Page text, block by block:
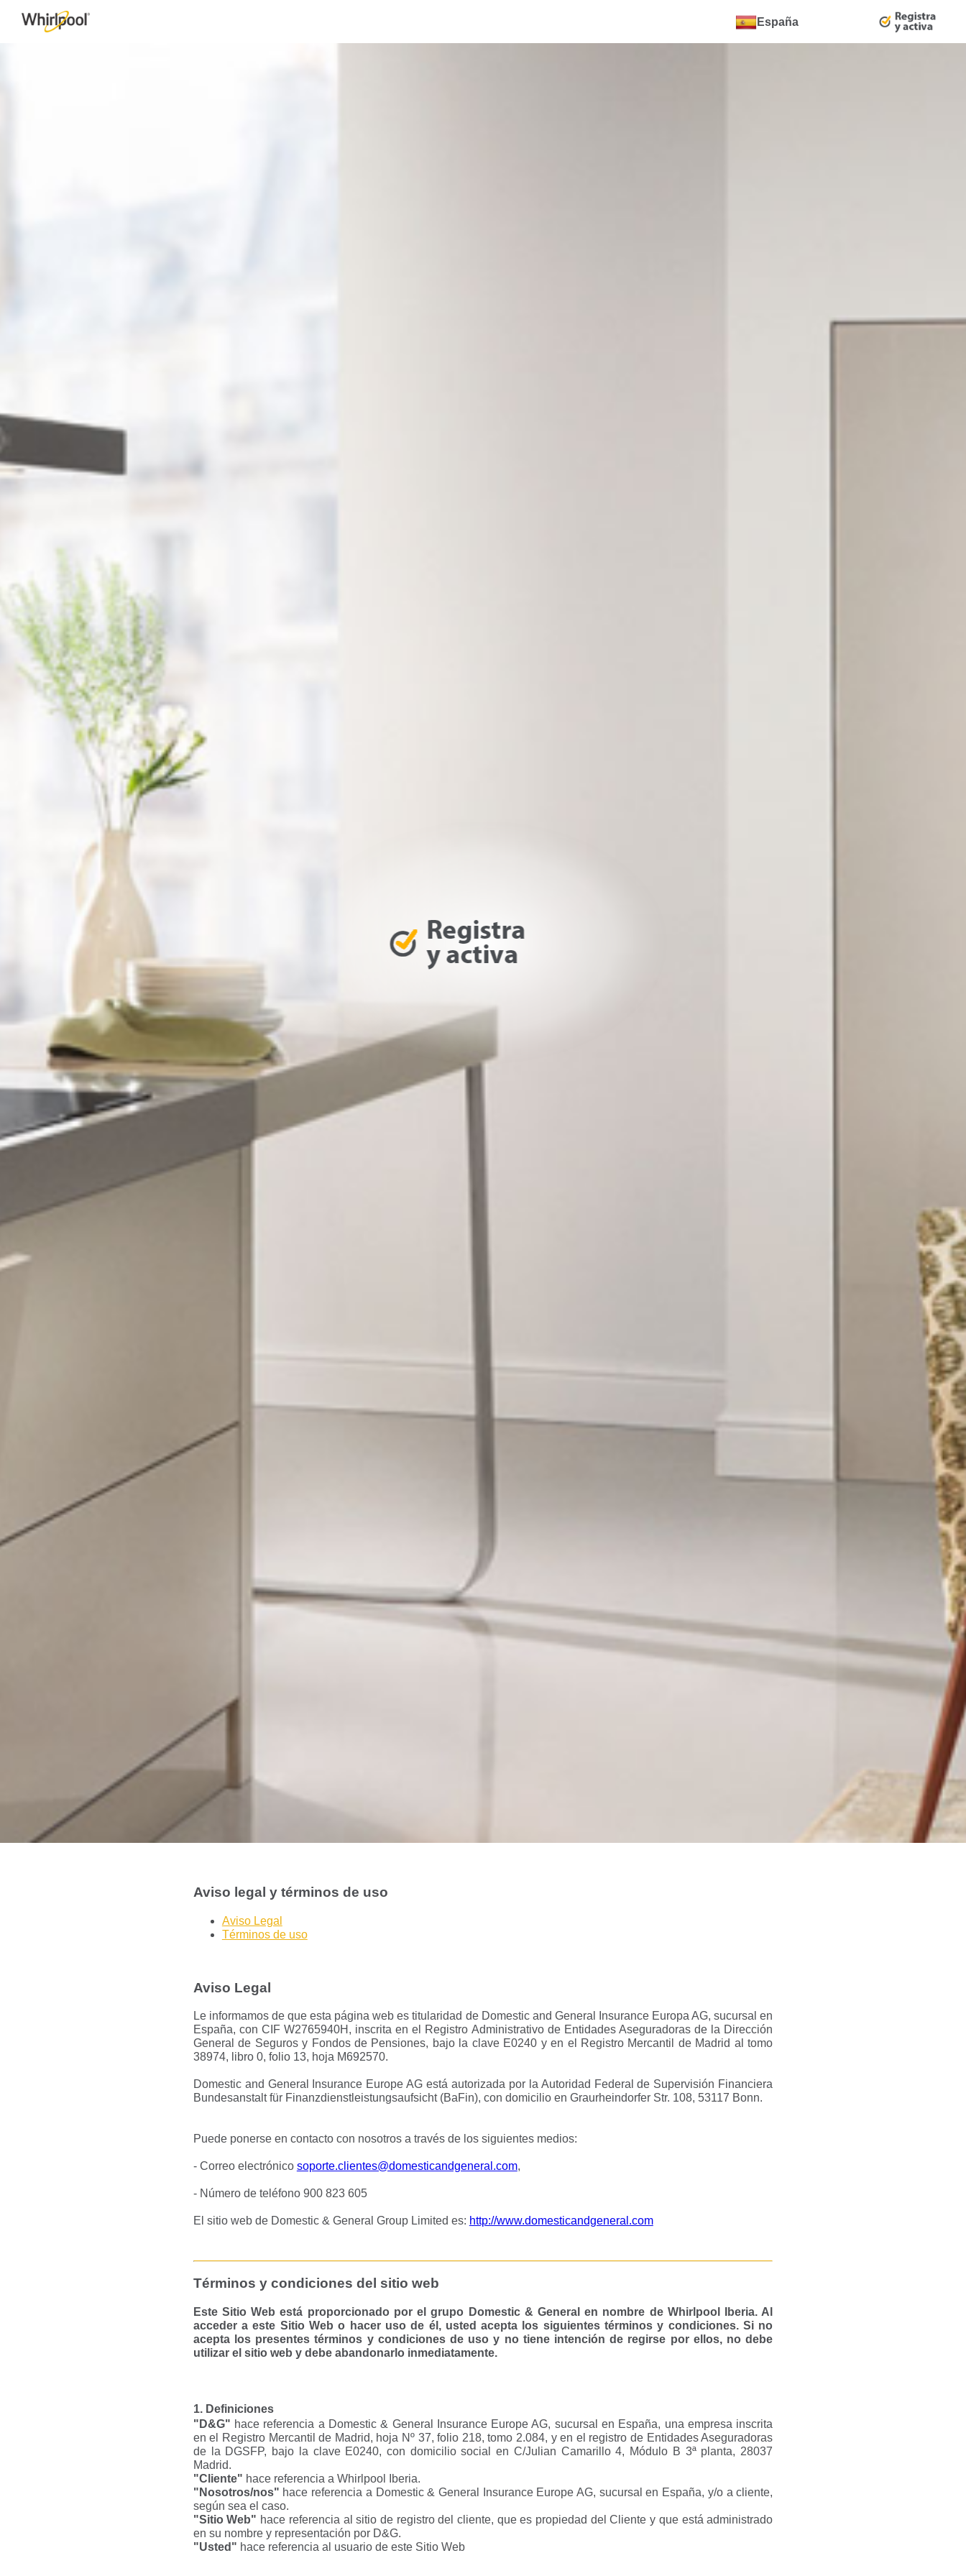
Cambiar
España
Aviso legal y términos de uso
Aviso Legal
Términos de uso
Aviso Legal
Le informamos de que esta página web es titularidad de Domestic and General Insurance Europa AG, sucursal en
España, con CIF W2765940H, inscrita en el Registro Administrativo de Entidades Aseguradoras de la Dirección
General de Seguros y Fondos de Pensiones, bajo la clave E0240 y en el Registro Mercantil de Madrid al tomo
38974, libro 0, folio 13, hoja M692570.
Domestic and General Insurance Europe AG está autorizada por la Autoridad Federal de Supervisión Financiera
Bundesanstalt für Finanzdienstleistungsaufsicht (BaFin), con domicilio en Graurheindorfer Str. 108, 53117 Bonn.
Puede ponerse en contacto con nosotros a través de los siguientes medios:
- Correo electrónico soporte.clientes@domesticandgeneral.com,
- Número de teléfono 900 823 605
El sitio web de Domestic & General Group Limited es: http://www.domesticandgeneral.com
Términos y condiciones del sitio web
Este Sitio Web está proporcionado por el grupo Domestic & General en nombre de Whirlpool Iberia. Al
acceder a este Sitio Web o hacer uso de él, usted acepta los siguientes términos y condiciones. Si no
acepta los presentes términos y condiciones de uso y no tiene intención de regirse por ellos, no debe
utilizar el sitio web y debe abandonarlo inmediatamente.
1. Definiciones
"D&G" hace referencia a Domestic & General Insurance Europe AG, sucursal en España, una empresa inscrita
en el Registro Mercantil de Madrid, hoja Nº 37, folio 218, tomo 2.084, y en el registro de Entidades Aseguradoras
de la DGSFP, bajo la clave E0240, con domicilio social en C/Julian Camarillo 4, Módulo B 3ª planta, 28037
Madrid.
"Cliente" hace referencia a Whirlpool Iberia.
"Nosotros/nos" hace referencia a Domestic & General Insurance Europe AG, sucursal en España, y/o a cliente,
según sea el caso.
"Sitio Web" hace referencia al sitio de registro del cliente, que es propiedad del Cliente y que está administrado
en su nombre y representación por D&G.
"Usted" hace referencia al usuario de este Sitio Web